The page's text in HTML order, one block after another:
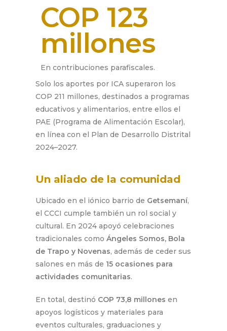
COP 123
millones
En contribuciones parafiscales.
Solo los aportes por ICA superaron los
COP 211 millones, destinados a programas
educativos y alimentarios, entre ellos el
PAE (Programa de Alimentación Escolar),
en línea con el Plan de Desarrollo Distrital
2024–2027.
Un aliado de la comunidad
Ubicado en el iónico barrio de Getsemaní,
el CCCI cumple también un rol social y
cultural. En 2024 apoyó celebraciones
tradicionales como Ángeles Somos, Bola
de Trapo y Novenas, además de ceder sus
salones en más de 15 ocasiones para
actividades comunitarias.
En total, destinó COP 73,8 millones en
apoyos logísticos y materiales para
eventos culturales, graduaciones y